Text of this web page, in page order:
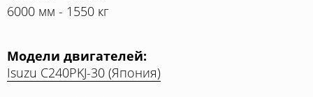
6000 мм - 1550 кг
Модели двигателей:
Isuzu C240PKJ-30 (Япония)